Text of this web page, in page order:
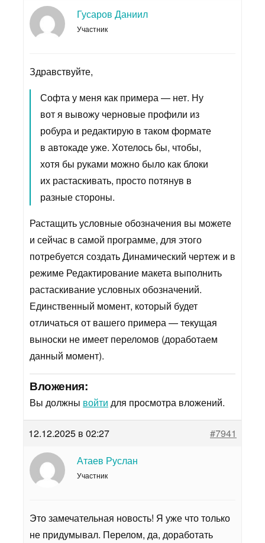
Гусаров Даниил
Участник
Здравствуйте,
Софта у меня как примера — нет. Ну
вот я вывожу черновые профили из
робура и редактирую в таком формате
в автокаде уже. Хотелось бы, чтобы,
хотя бы руками можно было как блоки
их растаскивать, просто потянув в
разные стороны.
Растащить условные обозначения вы можете
и сейчас в самой программе, для этого
потребуется создать Динамический чертеж и в
режиме Редактирование макета выполнить
растаскивание условных обозначений.
Единственный момент, который будет
отличаться от вашего примера — текущая
выноски не имеет переломов (доработаем
данный момент).
Вложения:
Вы должны войти для просмотра вложений.
12.12.2025 в 02:27
#7941
Атаев Руслан
Участник
Это замечательная новость! Я уже что только
не придумывал. Перелом, да, доработать